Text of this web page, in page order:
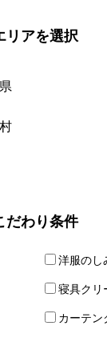
リアを選択
だわり条件
洋服のし
寝具クリ
カーテン